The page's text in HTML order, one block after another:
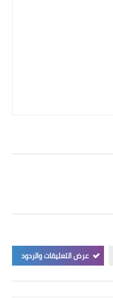
عرض التعليقات والردود